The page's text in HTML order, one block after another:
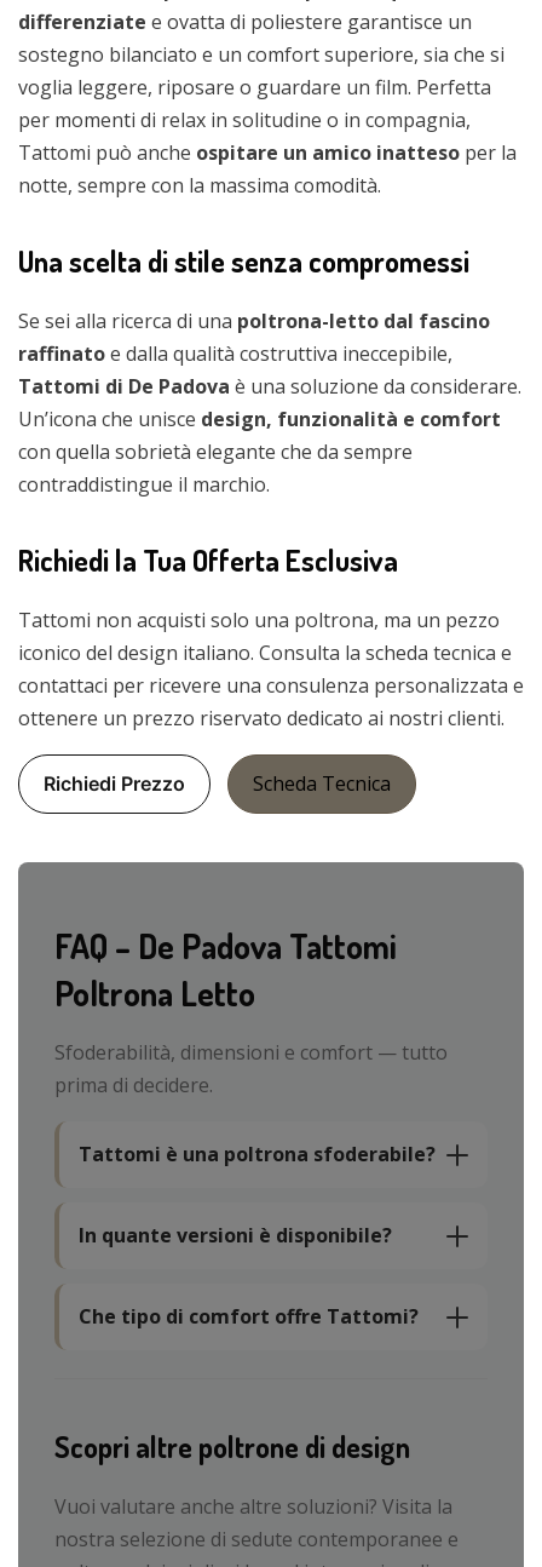
differenziate e ovatta di poliestere garantisce un
sostegno bilanciato e un comfort superiore, sia che si
voglia leggere, riposare o guardare un film. Perfetta
per momenti di relax in solitudine o in compagnia,
Tattomi può anche ospitare un amico inatteso per la
notte, sempre con la massima comodità.
Una scelta di stile senza compromessi
Se sei alla ricerca di una poltrona-letto dal fascino
raffinatoe dalla qualità costruttiva ineccepibile,
Tattomi di De Padova è una soluzione da considerare.
Un’icona che unisce design, funzionalità e comfort
con quella sobrietà elegante che da sempre
contraddistingue il marchio.
Richiedi la Tua Offerta Esclusiva
Tattomi non acquisti solo una poltrona, ma un pezzo
iconico del design italiano. Consulta la scheda tecnica e
contattaci per ricevere una consulenza personalizzata e
ottenere un prezzo riservato dedicato ai nostri clienti.
Richiedi Prezzo Scheda Tecnica
FAQ – De Padova Tattomi
Poltrona Letto
Sfoderabilità, dimensioni e comfort — tutto
prima di decidere.
Tattomi è una poltrona sfoderabile?
In quante versioni è disponibile?
Che tipo di comfort offre Tattomi?
Scopri altre poltrone di design
Vuoi valutare anche altre soluzioni? Visita la
nostra selezione di sedute contemporanee e